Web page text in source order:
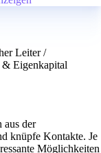
Leiter /
& Eigenkapital
aus der
knüpfe Kontakte. Je
Möglichkeiten